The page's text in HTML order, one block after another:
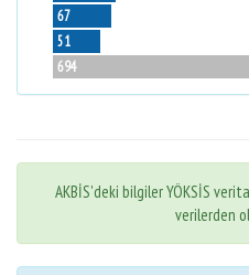
67
51
694
AKBİS'deki bilgiler YÖKSİS
verilerden